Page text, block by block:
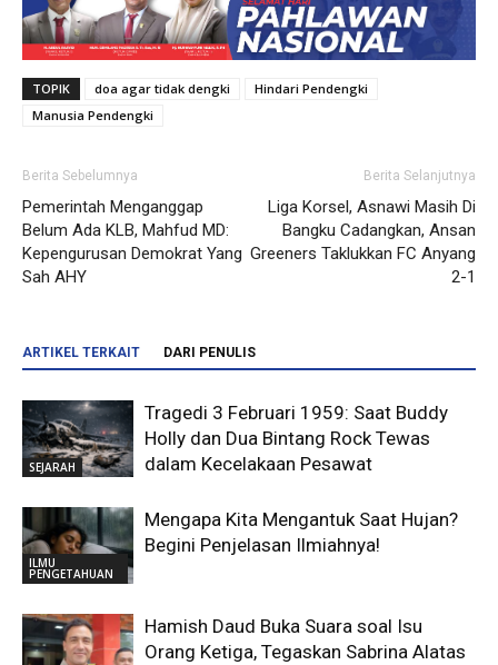
TOPIK doa agar tidak dengki
Hindari Pendengki
Manusia Pendengki
Berita Sebelumnya
Pemerintah Menganggap
Belum Ada KLB, Mahfud MD:
Kepengurusan Demokrat Yang
Sah AHY
Berita Selanjutnya
Liga Korsel, Asnawi Masih Di
Bangku Cadangkan, Ansan
Greeners Taklukkan FC Anyang
2-1
ARTIKEL TERKAIT DARI PENULIS
SEJARAH
Tragedi 3 Februari 1959: Saat Buddy
Holly dan Dua Bintang Rock Tewas
dalam Kecelakaan Pesawat
ILMU
PENGETAHUAN
Mengapa Kita Mengantuk Saat Hujan?
Begini Penjelasan Ilmiahnya!
Hamish Daud Buka Suara soal Isu
Orang Ketiga, Tegaskan Sabrina Alatas